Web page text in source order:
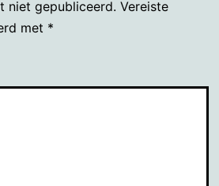
niet gepubliceerd. Vereiste
met *